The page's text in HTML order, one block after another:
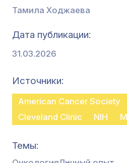
Тамила Ходжаева
Дата публикации
31.03.2026
Источники
American Cancer Society
Cleveland Clinic
NIH
Темы